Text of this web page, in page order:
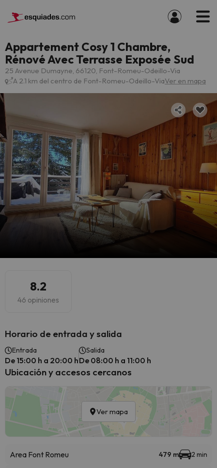
Appartement Cosy 1 Chambre,
Rénové Avec Terrasse Exposée Sud
25 Avenue Dumayne, 66120, Font-Romeu-Odeillo-Via
A 2.1 km del centro de Font-Romeu-Odeillo-ViaVer en mapa
8.2
46 opiniones
Horario de entrada y salida
Entrada
De 15:00 h a 20:00 h
Salida
De 08:00 h a 11:00 h
Ubicación y accesos cercanos
Ver mapa
Area Font Romeu 479 m 2 min